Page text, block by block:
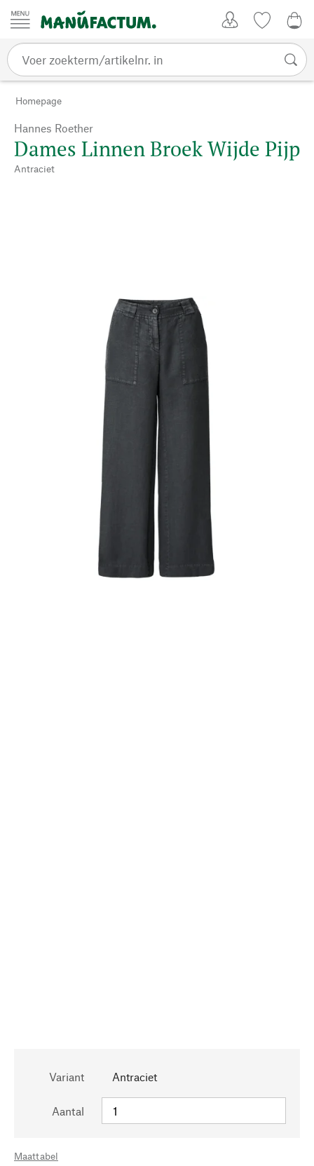
Passer au contenu
Homepage
Hannes Roether
Dames Linnen Broek Wijde Pijp
Antraciet
Variant Antraciet
Aantal
Maattabel